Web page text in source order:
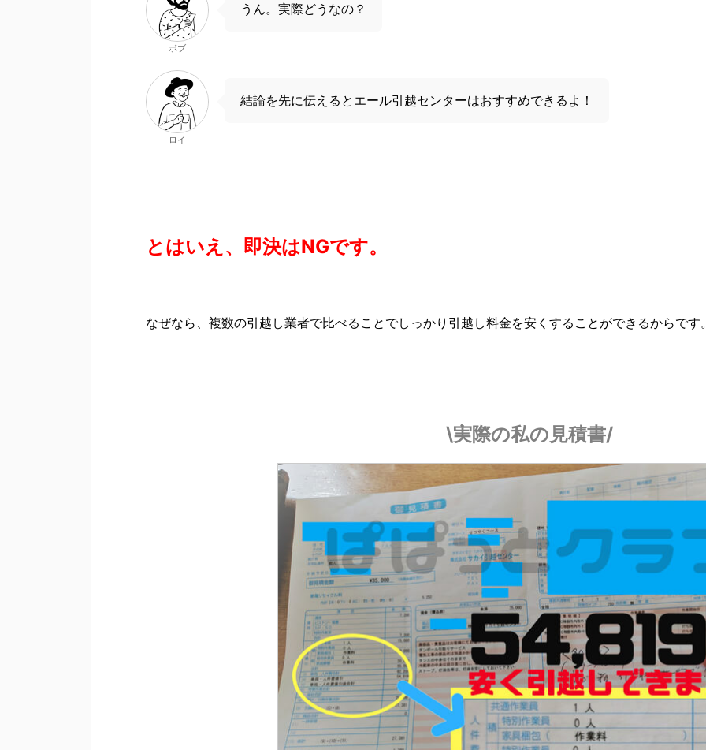
ボブ
うん。実際どうなの？
ロイ
結論を先に伝えるとエール引越センターはおすすめできるよ！
とはいえ、即決はNGです。
なぜなら、複数の引越し業者で比べることでしっかり引越し料金を安くすることができるからです
\実際の私の見積書/